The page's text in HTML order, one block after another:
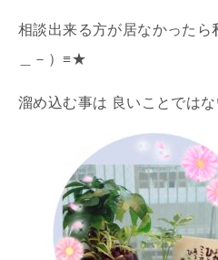
相談出来る方が居なかったら
＿－）≡★
溜め込む事は 良いことでは